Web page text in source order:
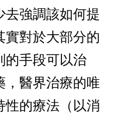
去強調該如何提
實對於大部分的
的手段可以治
，醫界治療的唯
性的療法（以消